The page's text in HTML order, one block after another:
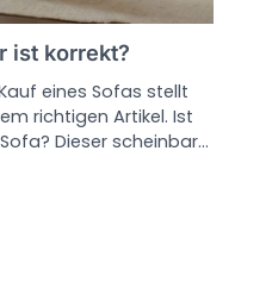
ist korrekt?
eines Sofas stellt
richtigen Artikel. Ist
Sofa? Dieser scheinbar…